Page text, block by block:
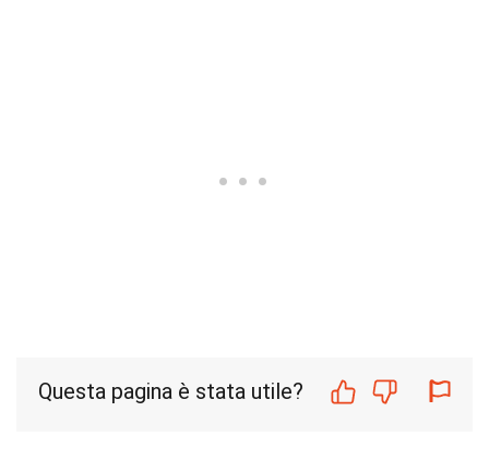
Questa pagina è stata utile?